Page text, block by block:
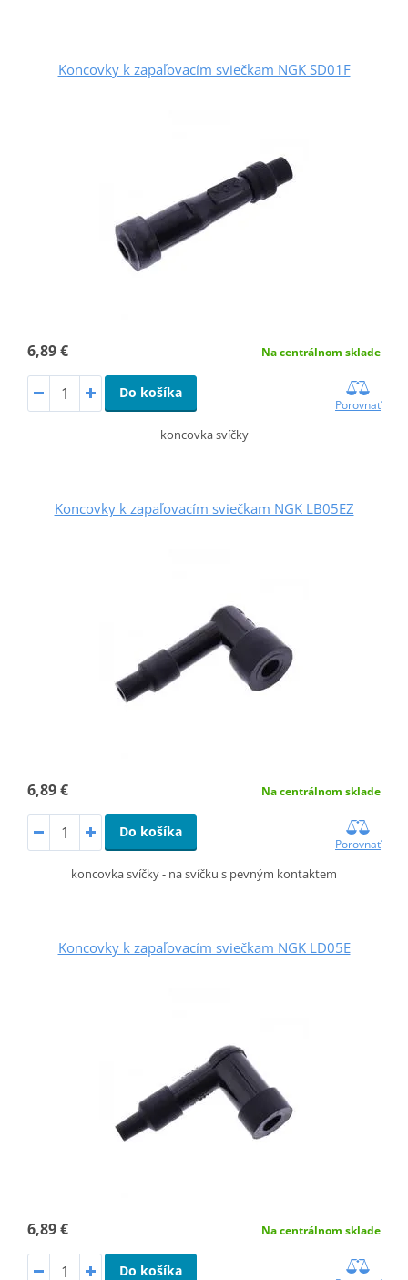
Koncovky k zapaľovacím sviečkam NGK SD01F
6,89 € Na centrálnom sklade
Do košíka
Porovnať
koncovka svíčky
Koncovky k zapaľovacím sviečkam NGK LB05EZ
6,89 € Na centrálnom sklade
Do košíka
Porovnať
koncovka svíčky - na svíčku s pevným kontaktem
Koncovky k zapaľovacím sviečkam NGK LD05E
6,89 € Na centrálnom sklade
Do košíka